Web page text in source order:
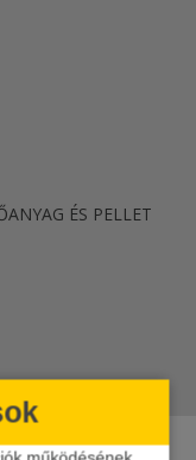
ÉS PELLET
800G